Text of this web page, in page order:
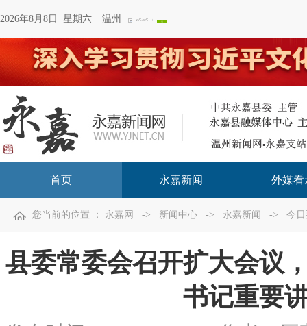
2026年8月8日 星期六 温州
首页 永嘉新闻 外媒看
您当前的位置 ： 永嘉网 -> 新闻中心 -> 永嘉新闻 -> 今
县委常委会召开扩大会议
书记重要